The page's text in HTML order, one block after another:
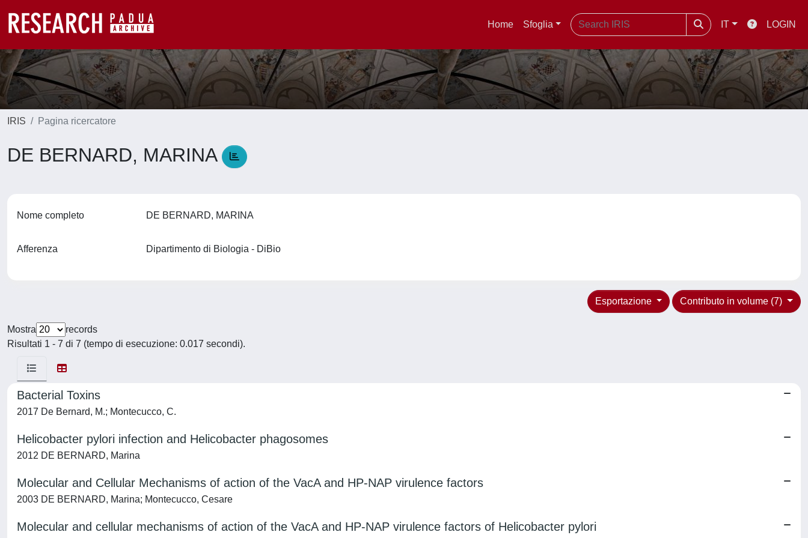
Home Sfoglia IT LOGIN
IRIS Pagina ricercatore
DE BERNARD, MARINA
Nome completo DE BERNARD, MARINA
Afferenza Dipartimento di Biologia - DiBio
Contributo in volume (7)
Esportazione
Mostra
records
Risultati 1 - 7 di 7 (tempo di esecuzione: 0.017 secondi).
Bacterial Toxins
2017 De Bernard, M.; Montecucco, C.
Helicobacter pylori infection and Helicobacter phagosomes
2012 DE BERNARD, Marina
Molecular and Cellular Mechanisms of action of the VacA and HP-NAP virulence factors
2003 DE BERNARD, Marina; Montecucco, Cesare
Molecular and cellular mechanisms of action of the VacA and HP-NAP virulence factors of Helicobacter pylori